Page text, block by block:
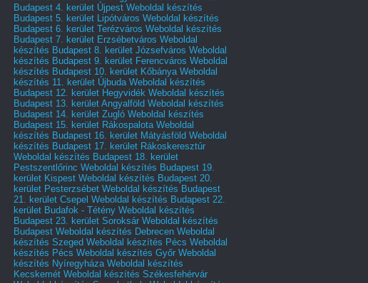
Budapest 4. kerület Újpest Weboldal készítés
Budapest 5. kerület Lipótváros Weboldal készítés
Budapest 6. kerület Terézváros Weboldal készítés
Budapest 7. kerület Erzsébetváros Weboldal
készítés Budapest 8. kerület Józsefváros Weboldal
készítés Budapest 9. kerület Ferencváros Weboldal
készítés Budapest 10. kerület Kőbánya Weboldal
készítés 11. kerület Újbuda Weboldal készítés
Budapest 12. kerület Hegyvidék Weboldal készítés
Budapest 13. kerület Angyalföld Weboldal készítés
Budapest 14. kerület Zugló Weboldal készítés
Budapest 15. kerület Rákospalota Weboldal
készítés Budapest 16. kerület Mátyásföld Weboldal
készítés Budapest 17. kerület Rákoskeresztúr
Weboldal készítés Budapest 18. kerület
Pestszentlőrinc Weboldal készítés Budapest 19.
kerület Kispest Weboldal készítés Budapest 20.
kerület Pesterzsébet Weboldal készítés Budapest
21. kerület Csepel Weboldal készítés Budapest 22.
kerület Budafok - Tétény Weboldal készítés
Budapest 23. kerület Soroksár Weboldal készítés
Budapest Weboldal készítés Debrecen Weboldal
készítés Szeged Weboldal készítés Pécs Weboldal
készítés Pécs Weboldal készítés Győr Weboldal
készítés Nyíregyháza Weboldal készítés
Kecskemét Weboldal készítés Székesfehérvár